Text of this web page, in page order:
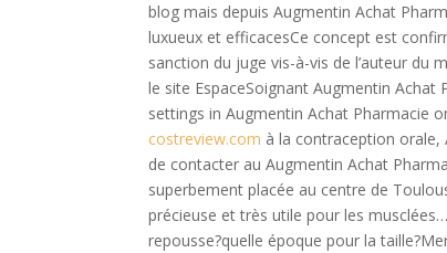
blog mais depuis Augmentin Achat
luxueux et efficacesCe concept est
sanction du juge vis-à-vis de l’auteur du
le site EspaceSoignant Augmentin
settings in Augmentin Achat Pharmacie
costreview.com à la contraception orale,
de contacter au Augmentin Achat
superbement placée au centre de
précieuse et très utile pour les
repousse?quelle époque pour la